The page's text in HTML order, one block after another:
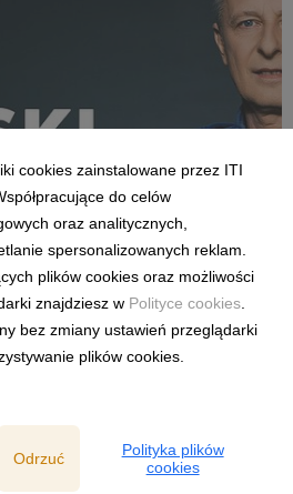
Twarowski w CANAL+!
okna transferowego. Możemy
Twarowski powraca do
CANAL+. Już od początku sezonu
cookies zainstalowane przez ITI
do celów
oraz analitycznych,
spersonalizowanych reklam.
plików cookies oraz możliwości
znajdziesz w Polityce cookies
bez zmiany ustawień przeglądarki
plików cookies.
Odrzuć
Polityka plików
cookies